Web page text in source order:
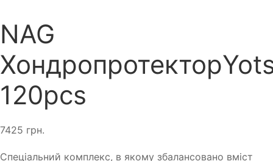
NAG
120pcs
7425 грн.
Спеціальний комплекс, в якому збалансовано вміст